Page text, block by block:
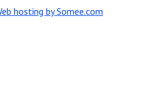
hosting by Somee.com